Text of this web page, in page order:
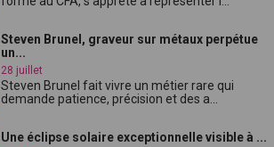
Steven Brunel, graveur sur métaux perpétue
un...
28 juillet
Steven Brunel fait vivre un métier rare qui
demande patience, précision et des a...
Une éclipse solaire exceptionnelle visible à ...